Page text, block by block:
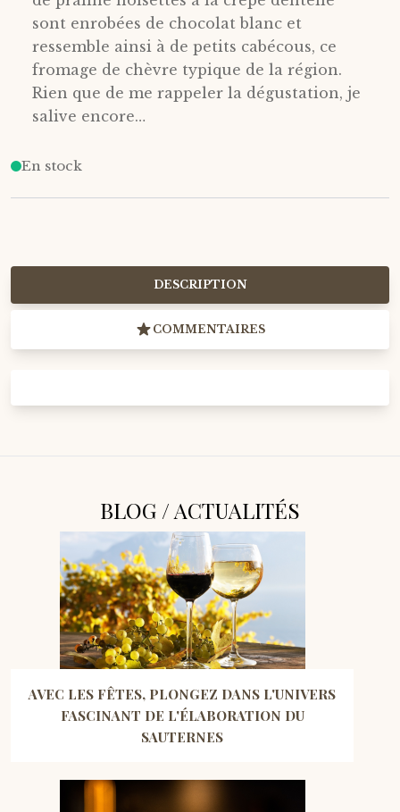
sont enrobées de chocolat blanc et
ressemble ainsi à de petits cabécous, ce
fromage de chèvre typique de la région.
Rien que de me rappeler la dégustation, je
salive encore…
En stock
DESCRIPTION
COMMENTAIRES
BLOG / ACTUALITÉS
AVEC LES FÊTES, PLONGEZ DANS L'UNIVERS
FASCINANT DE L'ÉLABORATION DU
SAUTERNES